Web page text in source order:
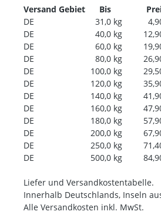
Versand Gebiet Bis
DE 31,0 kg 4,90
DE 40,0 kg 12,90
DE 60,0 kg 19,90
DE 80,0 kg 26,90
DE 100,0 kg 29,50
DE 120,0 kg 35,90
DE 140,0 kg 41,90
DE 160,0 kg 47,90
DE 180,0 kg 57,90
DE 200,0 kg 67,90
DE 250,0 kg 71,40
DE 500,0 kg 84,90
Liefer und Versandkostentabelle.
Innerhalb Deutschlands, Inseln
Alle Versandkosten inkl. MwSt.